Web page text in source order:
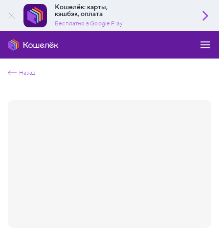
Кошелёк: карты,
кэшбэк, оплата
Бесплатно в Google Play
Назад